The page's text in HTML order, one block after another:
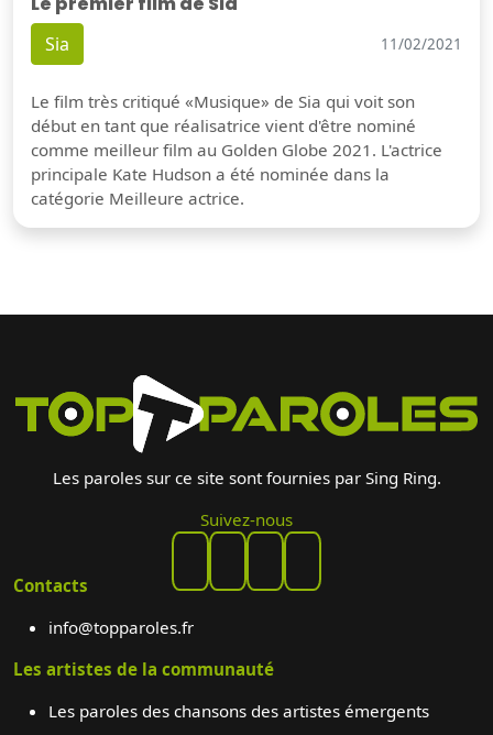
Sia 11/02/2021
Le film très critiqué «Musique» de Sia qui voit son
début en tant que réalisatrice vient d'être nominé
comme meilleur film au Golden Globe 2021. L'actrice
principale Kate Hudson a été nominée dans la
catégorie Meilleure actrice.
Les paroles sur ce site sont fournies par Sing Ring.
Suivez-nous
Contacts
info@topparoles.fr
Les artistes de la communauté
Les paroles des chansons des artistes émergents